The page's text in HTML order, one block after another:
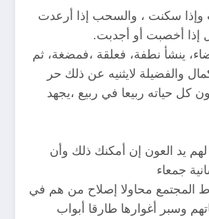
وإذا سكنت ، والسحب إذا أرعدت
إذا أخصبت أو أجدبت.
ينشأ نطفة، فعلقة ،فمضغة، ثم
والفضيلة لايثنيه عن ذلك حر
كل حياته ربيعا في ربيع ،يجهد
يد العون إن أمكنك ذلك وأن
جمعاء
المجتمع محاولا إصلاح من هم في
وسبر أغوارها طارقا أبواب